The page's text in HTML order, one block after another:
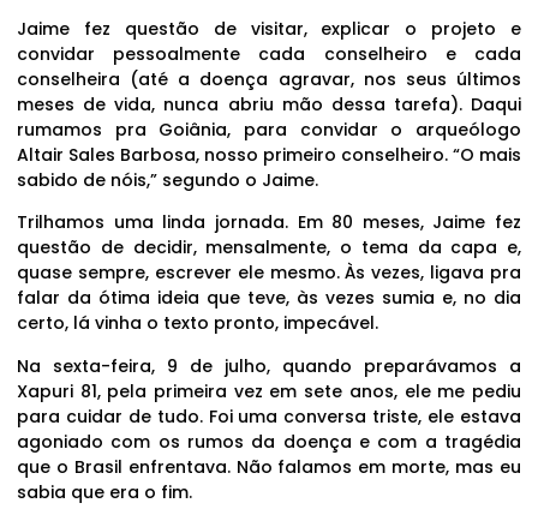
Jaime fez questão de visitar, explicar o projeto e
convidar pessoalmente cada conselheiro e cada
conselheira (até a doença agravar, nos seus últimos
meses de vida, nunca abriu mão dessa tarefa). Daqui
rumamos pra Goiânia, para convidar o arqueólogo
Altair Sales Barbosa, nosso primeiro conselheiro. “O mais
sabido de nóis,” segundo o Jaime.
Trilhamos uma linda jornada. Em 80 meses, Jaime fez
questão de decidir, mensalmente, o tema da capa e,
quase sempre, escrever ele mesmo. Às vezes, ligava pra
falar da ótima ideia que teve, às vezes sumia e, no dia
certo, lá vinha o texto pronto, impecável.
Na sexta-feira, 9 de julho, quando preparávamos a
Xapuri 81, pela primeira vez em sete anos, ele me pediu
para cuidar de tudo. Foi uma conversa triste, ele estava
agoniado com os rumos da doença e com a tragédia
que o Brasil enfrentava. Não falamos em morte, mas eu
sabia que era o fim.